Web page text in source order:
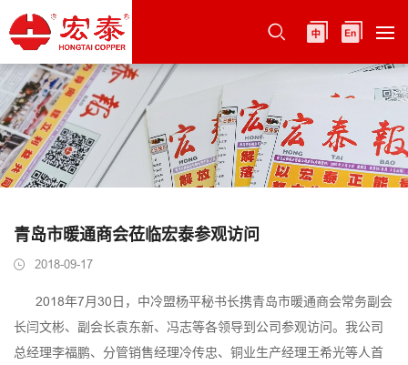
青岛市暖通商会莅临宏泰参观访问
2018-09-17
2018年7月30日，中冷盟杨平秘书长携青岛市暖通商会常务副会
长闫文彬、副会长袁东新、冯志等各领导到公司参观访问。我公司
总经理李福鹏、分管销售经理冷传忠、铜业生产经理王希光等人首